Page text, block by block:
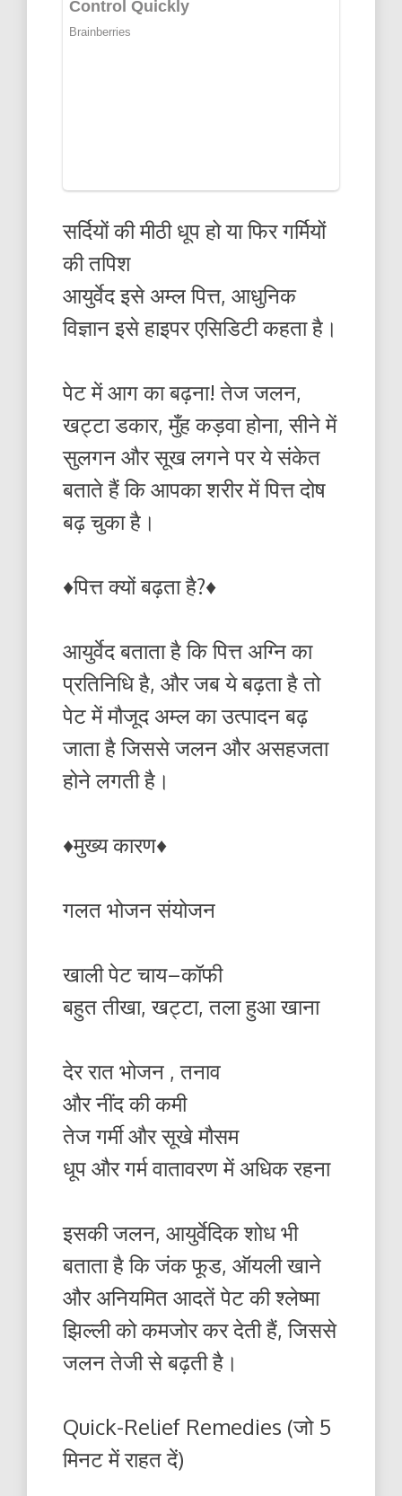
सर्दियों की मीठी धूप हो या फिर गर्मियों
की तपिश
आयुर्वेद इसे अम्ल पित्त, आधुनिक
विज्ञान इसे हाइपर एसिडिटी कहता है।
पेट में आग का बढ़ना! तेज जलन,
खट्टा डकार, मुँह कड़वा होना, सीने में
सुलगन और सूख लगने पर ये संकेत
बताते हैं कि आपका शरीर में पित्त दोष
बढ़ चुका है।
♦️पित्त क्यों बढ़ता है?♦️
आयुर्वेद बताता है कि पित्त अग्नि का
प्रतिनि‍धि है, और जब ये बढ़ता है तो
पेट में मौजूद अम्ल का उत्पादन बढ़
जाता है जिससे जलन और असहजता
होने लगती है।
♦️मुख्य कारण♦️
गलत भोजन संयोजन
खाली पेट चाय–कॉफी
बहुत तीखा, खट्टा, तला हुआ खाना
देर रात भोजन , तनाव
और नींद की कमी
तेज गर्मी और सूखे मौसम
धूप और गर्म वातावरण में अधिक रहना
इसकी जलन, आयुर्वेदिक शोध भी
बताता है कि जंक फूड, ऑयली खाने
और अनियमित आदतें पेट की श्लेष्मा
झिल्ली को कमजोर कर देती हैं, जिससे
जलन तेजी से बढ़ती है।
Quick-Relief Remedies (जो 5
मिनट में राहत दें)